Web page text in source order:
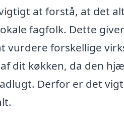
at forstå, at det
fagfolk. Dette
vurdere forskellige
dit køkken, da den
Derfor er det